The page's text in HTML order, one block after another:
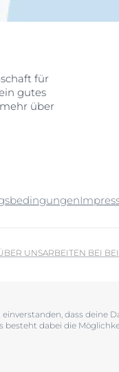
für
gutes
über
UNSARBEITEN BEI
dass deine
besteht dabei die